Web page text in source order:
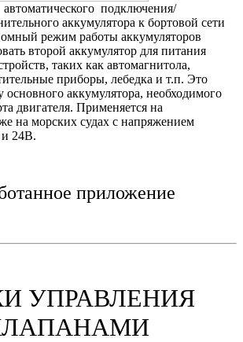
автоматического подключения/
аккумулятора к бортовой сети
режим работы аккумуляторов
второй аккумулятор для питания
таких как автомагнитола,
приборы, лебедка и т.п. Это
основного аккумулятора, необходимого
двигателя. Применяется на
на морских судах с напряжением
и 24В.
приложение
УПРАВЛЕНИЯ